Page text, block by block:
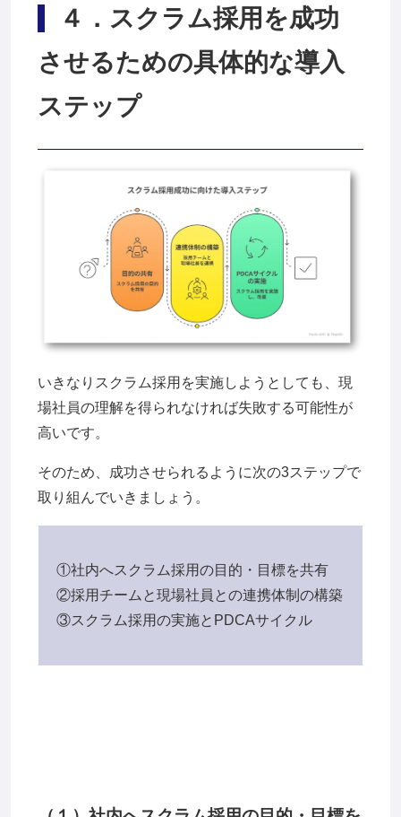
４ ．スクラム採用を成功
させるための具体的な導入
ステップ
いきなりスクラム採用を実施しようとしても、現
場社員の理解を得られなければ失敗する可能性が
高いです。
そのため、成功させられるように次の3ステップで
取り組んでいきましょう。
①社内へスクラム採用の目的・目標を共有
②採用チームと現場社員との連携体制の構築
③スクラム採用の実施とPDCAサイクル